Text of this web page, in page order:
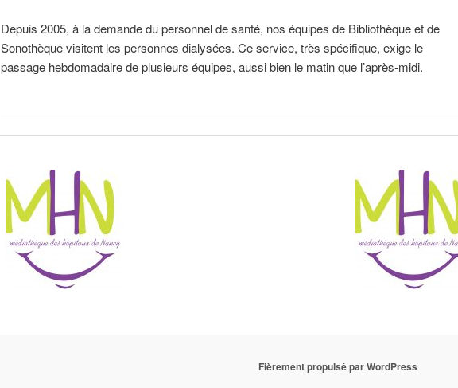
Depuis 2005, à la demande du personnel de santé, nos équipes de Bibliothèque et de
Sonothèque visitent les personnes dialysées. Ce service, très spécifique, exige le
passage hebdomadaire de plusieurs équipes, aussi bien le matin que l’après-midi.
Fièrement propulsé par WordPress